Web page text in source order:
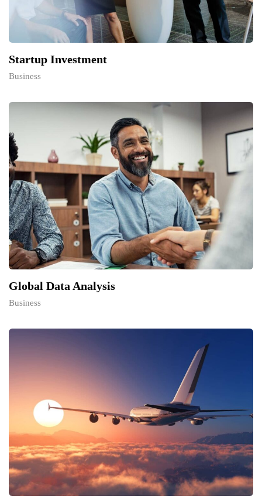
Startup Investment
Business
Global Data Analysis
Business